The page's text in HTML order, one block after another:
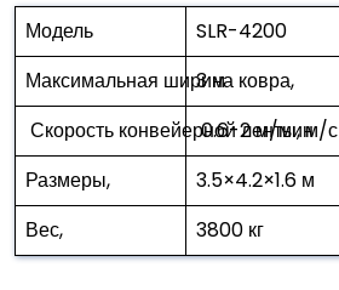
Модель SLR-4200
Максимальная ширина ковра,
3 м
Скорость конвейерной ленты, м/с
0.6-2 м/мин
Размеры,
3.5×4.2×1.6 м
Вес,
3800 кг